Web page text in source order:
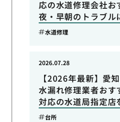
応の水道修理会社お
夜・早朝のトラブル
水道修理
【2026年最新】愛
水漏れ修理業者おす
対応の水道局指定店
2026.07.28
台所